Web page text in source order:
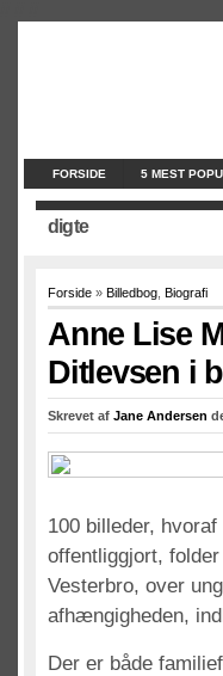
FORSIDE 5 MEST
digte
Forside » Billedbog Biografi
Anne Lise
Ditlevsen i
Skrevet af Jane Andersen
100 billeder,
offentliggjort,
Vesterbro, over
afhængigheden,
Der er både